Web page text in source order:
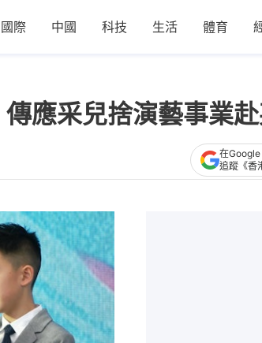
國際 中國 科技 生活 體育
應采兒捨演藝事業
在Google
追蹤《香